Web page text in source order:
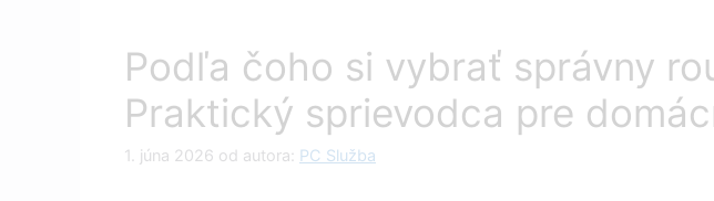
Podľa čoho si vybrať správny
Praktický sprievodca pre
1. júna 2026 od autora: PC Služba